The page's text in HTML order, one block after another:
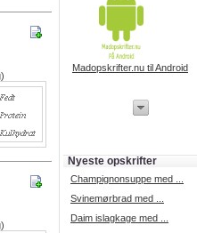
Madopskrifter.nu til Android
iPhone udvikling
Nyeste opskrifter
Champignonsuppe med ...
Svinemørbrad med ...
Daim islagkage med ...